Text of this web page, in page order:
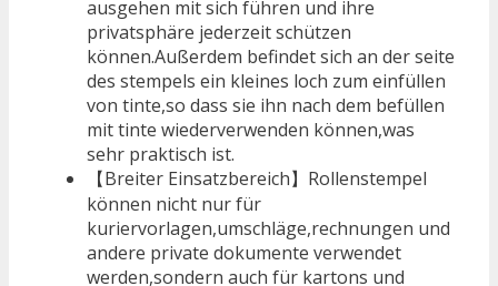
ausgehen mit sich führen und ihre
privatsphäre jederzeit schützen
können.Außerdem befindet sich an der seite
des stempels ein kleines loch zum einfüllen
von tinte,so dass sie ihn nach dem befüllen
mit tinte wiederverwenden können,was
sehr praktisch ist.
【Breiter Einsatzbereich】Rollenstempel
können nicht nur für
kuriervorlagen,umschläge,rechnungen und
andere private dokumente verwendet
werden,sondern auch für kartons und